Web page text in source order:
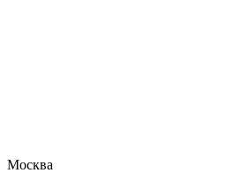
Москва